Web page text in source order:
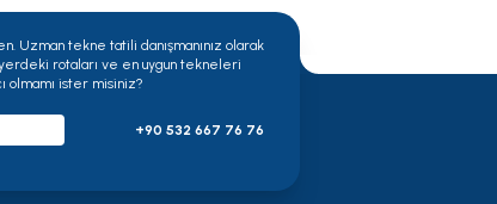
Uzman tekne tatili danışmanınız olarak
rotaları ve en uygun tekneleri
olmamı ister misiniz?
+90 532 667 76 76